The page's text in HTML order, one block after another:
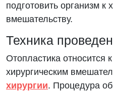
подготовить организм к
вмешательству.
Техника
Отопластика относится
хирургическим
хирургии. Процедура